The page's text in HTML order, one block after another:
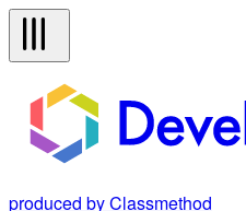
produced by Classmethod